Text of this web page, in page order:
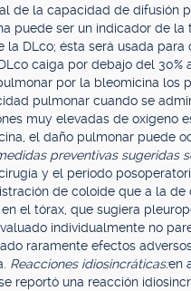
de la capacidad de difusión
puede ser un indicador de
la DLco; ésta será usada
caiga por debajo del
por la bleomicina los
pulmonar cuando se
muy elevadas de oxígeno
el daño pulmonar puede
preventivas sugeridas
y el período
de coloide que a la
el tórax, que sugiera
individualmente no
raramente efectos
Reacciones idiosincráticas:en
reportó una reacción